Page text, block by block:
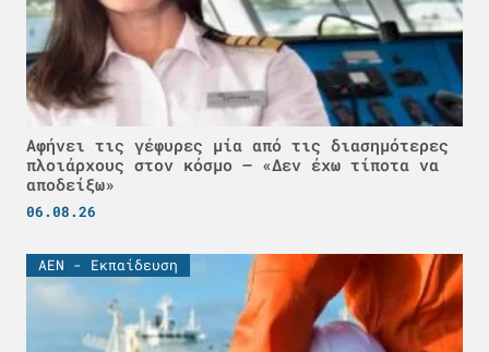
Αφήνει τις γέφυρες μία από τις διασημότερες
πλοιάρχους στον κόσμο – «Δεν έχω τίποτα να
αποδείξω»
06.08.26
ΑΕΝ - Εκπαίδευση